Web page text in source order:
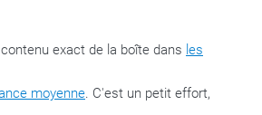
exact de la boîte dans les
moyenne. C'est un petit effort,